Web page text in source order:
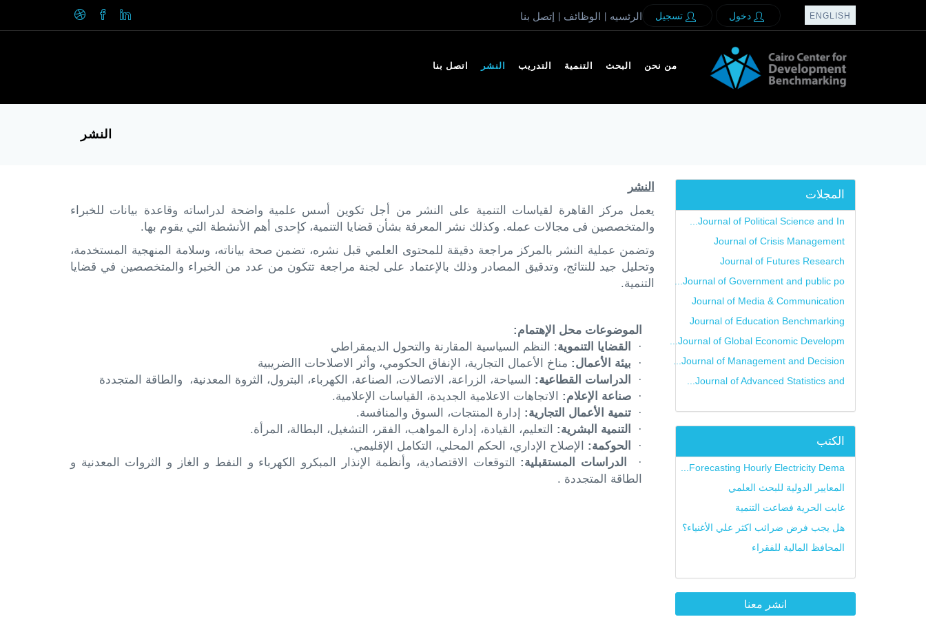
الرئسيه الوظائف إتصل بنا دخول تسجيل ENGLISH
من نحن البحث التنمية التدريب النشر اتصل بنا
النشر
المجلات
Journal of Political Science and In...
Journal of Crisis Management
Journal of Futures Research
Journal of Government and public po...
Journal of Media & Communication
Journal of Education Benchmarking
Journal of Global Economic Developm...
Journal of Management and Decision...
Journal of Advanced Statistics and...
الكتب
Forecasting Hourly Electricity Dema...
المعايير الدولية للبحث العلمي
غابت الحرية فضاعت التنمية
هل يجب فرض ضرائب اكثر علي الأغنياء؟
المحافظ المالية للفقراء
انشر معنا
النشر
يعمل مركز القاهرة لقياسات التنمية على النشر من أجل تكوين أسس علمية واضحة لدراساته وقاعدة بيانات للخبراء
والمتخصصين فى مجالات عمله. وكذلك نشر المعرفة بشأن قضايا التنمية، كإحدى أهم الأنشطة التي يقوم بها.
وتضمن عملية النشر بالمركز مراجعة دقيقة للمحتوى العلمي قبل نشره، تضمن صحة بياناته، وسلامة المنهجية المستخدمة،
وتحليل جيد للنتائج، وتدقيق المصادر وذلك بالإعتماد على لجنة مراجعة تتكون من عدد من الخبراء والمتخصصين في قضايا
التنمية.
الموضوعات محل الإهتمام:
·
القضايا التنموية: النظم السياسية المقارنة والتحول الديمقراطي
·
بيئة الأعمال: مناخ الأعمال التجارية، الإنفاق الحكومي، وأثر الاصلاحات االضريبية
·
الدراسات القطاعية: السياحة، الزراعة، الاتصالات، الصناعة، الكهرباء، البترول، الثروة المعدنية، والطاقة المتجددة
·
صناعة الإعلام: الاتجاهات الاعلامية الجديدة، القياسات الإعلامية.
·
تنمية الأعمال التجارية: إدارة المنتجات، السوق والمنافسة.
·
التنمية البشرية: التعليم، القيادة، إدارة المواهب، الفقر، التشغيل، البطالة، المرأة.
·
الحوكمة: الإصلاح الإداري، الحكم المحلي، التكامل الإقليمي.
·
الدراسات المستقبلية:
التوقعات الاقتصادية، وأنظمة الإنذار المبكرو الكهرباء و النفط و الغاز و الثروات المعدنية و
الطاقة المتجددة .